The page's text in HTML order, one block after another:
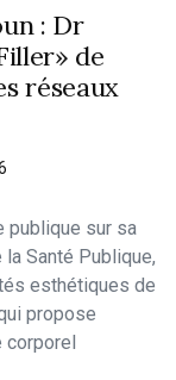
: Dr
de
réseaux
publique sur sa
Santé Publique,
esthétiques de
propose
corporel